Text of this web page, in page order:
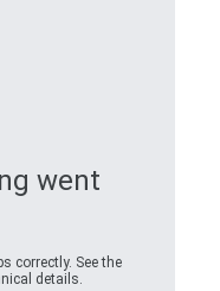
went
correctly. See the
details.